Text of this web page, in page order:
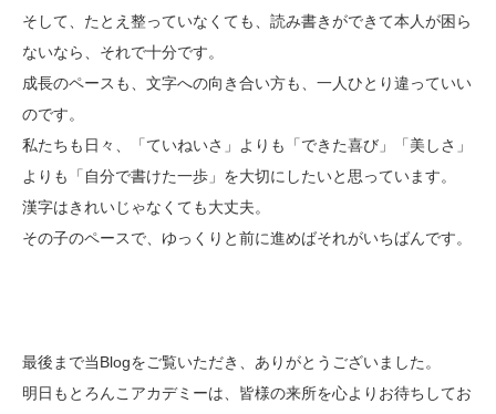
そして、たとえ整っていなくても、読み書きができて本人が困ら
ないなら、それで十分です。
成長のペースも、文字への向き合い方も、一人ひとり違っていい
のです。
私たちも日々、「ていねいさ」よりも「できた喜び」「美しさ」
よりも「自分で書けた一歩」を大切にしたいと思っています。
漢字はきれいじゃなくても大丈夫。
その子のペースで、ゆっくりと前に進めばそれがいちばんです。
最後まで当Blogをご覧いただき、ありがとうございました。
明日もとろんこアカデミーは、皆様の来所を心よりお待ちしてお